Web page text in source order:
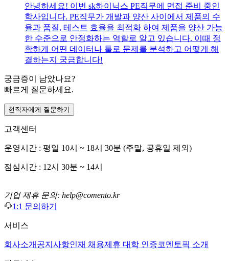
안녕하세요! 이번 sk하이닉스 PE직무에 면접 준비 중인
학사입니다. PE직무가 개발과 양산 사이에서 제품의 수
율과 품질, 테스트 효율을 최적화 하여 제품을 양산 가능
한 수준으로 안정화하는 역할로 알고 있습니다. 이때 정
확하게 어떤 데이터나 툴로 문제를 분석하고 어떻게 해
결하는지 궁금합니다!
궁금증이 남았나요?
빠르게 질문하세요.
현직자에게 질문하기
고객센터
운영시간 : 평일 10시 ~ 18시 30분 (주말, 공휴일 제외)
점심시간 : 12시 30분 ~ 14시
기업 제휴 문의: help@comento.kr
1:1 문의하기
서비스
회사소개 공지사항인재 채용제휴 대학 인증코멘토픽 소개